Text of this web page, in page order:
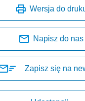
Wersja do
Napisz do nas
Zapisz się na